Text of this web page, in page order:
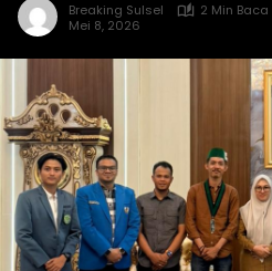
Breaking Sulsel
2 Min Baca
Mei 8, 2026